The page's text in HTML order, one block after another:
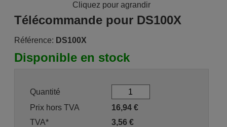
Cliquez pour agrandir
Télécommande pour DS100X
Référence: DS100X
Disponible en stock
Quantité
Prix hors TVA
16,94€
TVA*
3,56€